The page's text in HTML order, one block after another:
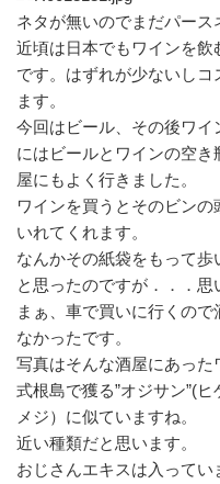
ネタが無いのでまだパース
近頃は日本でもワインを
です。はずれが少ないし
ます。
今回はビール、その後ワ
にはビールとワインの空
屋にもよく行きました。
ワインを買うとそのビン
いれてくれます。
なんかその紙袋をもって
と思ったのですが．．．思
まぁ、車で買いに行くの
なかったです。
写真はそんな酒屋にあった
式根島で獲る”オジサン”(
メジ）に似ていますね。
近い種類だと思います。
おじさんエキスは入ってい